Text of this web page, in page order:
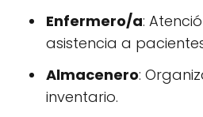
Enfermero/a:
asistencia a
Almacenero:
inventario.